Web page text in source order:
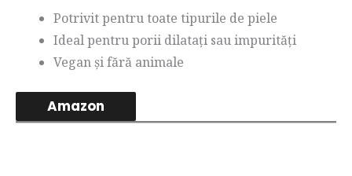
Potrivit pentru toate tipurile de piele
Ideal pentru porii dilatați sau impurități
Vegan și fără animale
Amazon